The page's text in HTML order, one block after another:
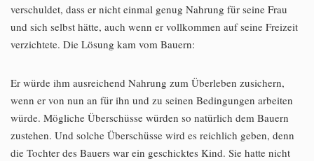
verschuldet, dass er nicht einmal genug Nahrung für seine Frau
und sich selbst hätte, auch wenn er vollkommen auf seine Freizeit
verzichtete. Die Lösung kam vom Bauern:
Er würde ihm ausreichend Nahrung zum Überleben zusichern,
wenn er von nun an für ihn und zu seinen Bedingungen arbeiten
würde. Mögliche Überschüsse würden so natürlich dem Bauern
zustehen. Und solche Überschüsse wird es reichlich geben, denn
die Tochter des Bauers war ein geschicktes Kind. Sie hatte nicht